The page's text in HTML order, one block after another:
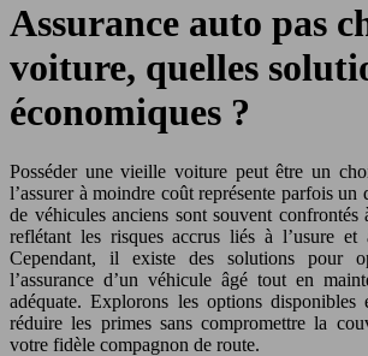
Assurance auto pas
voiture, quelles
économiques ?
Posséder une vieille voiture peut être un
l’assurer à moindre coût représente parfois
de véhicules anciens sont souvent confrontés
reflétant les risques accrus liés à l’usure
Cependant, il existe des solutions pour
l’assurance d’un véhicule âgé tout en
adéquate. Explorons les options disponibles
réduire les primes sans compromettre la
votre fidèle compagnon de route.